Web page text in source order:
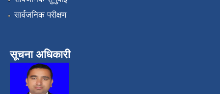
सार्वजनिक परीक्षण
सूचना अधिकारी